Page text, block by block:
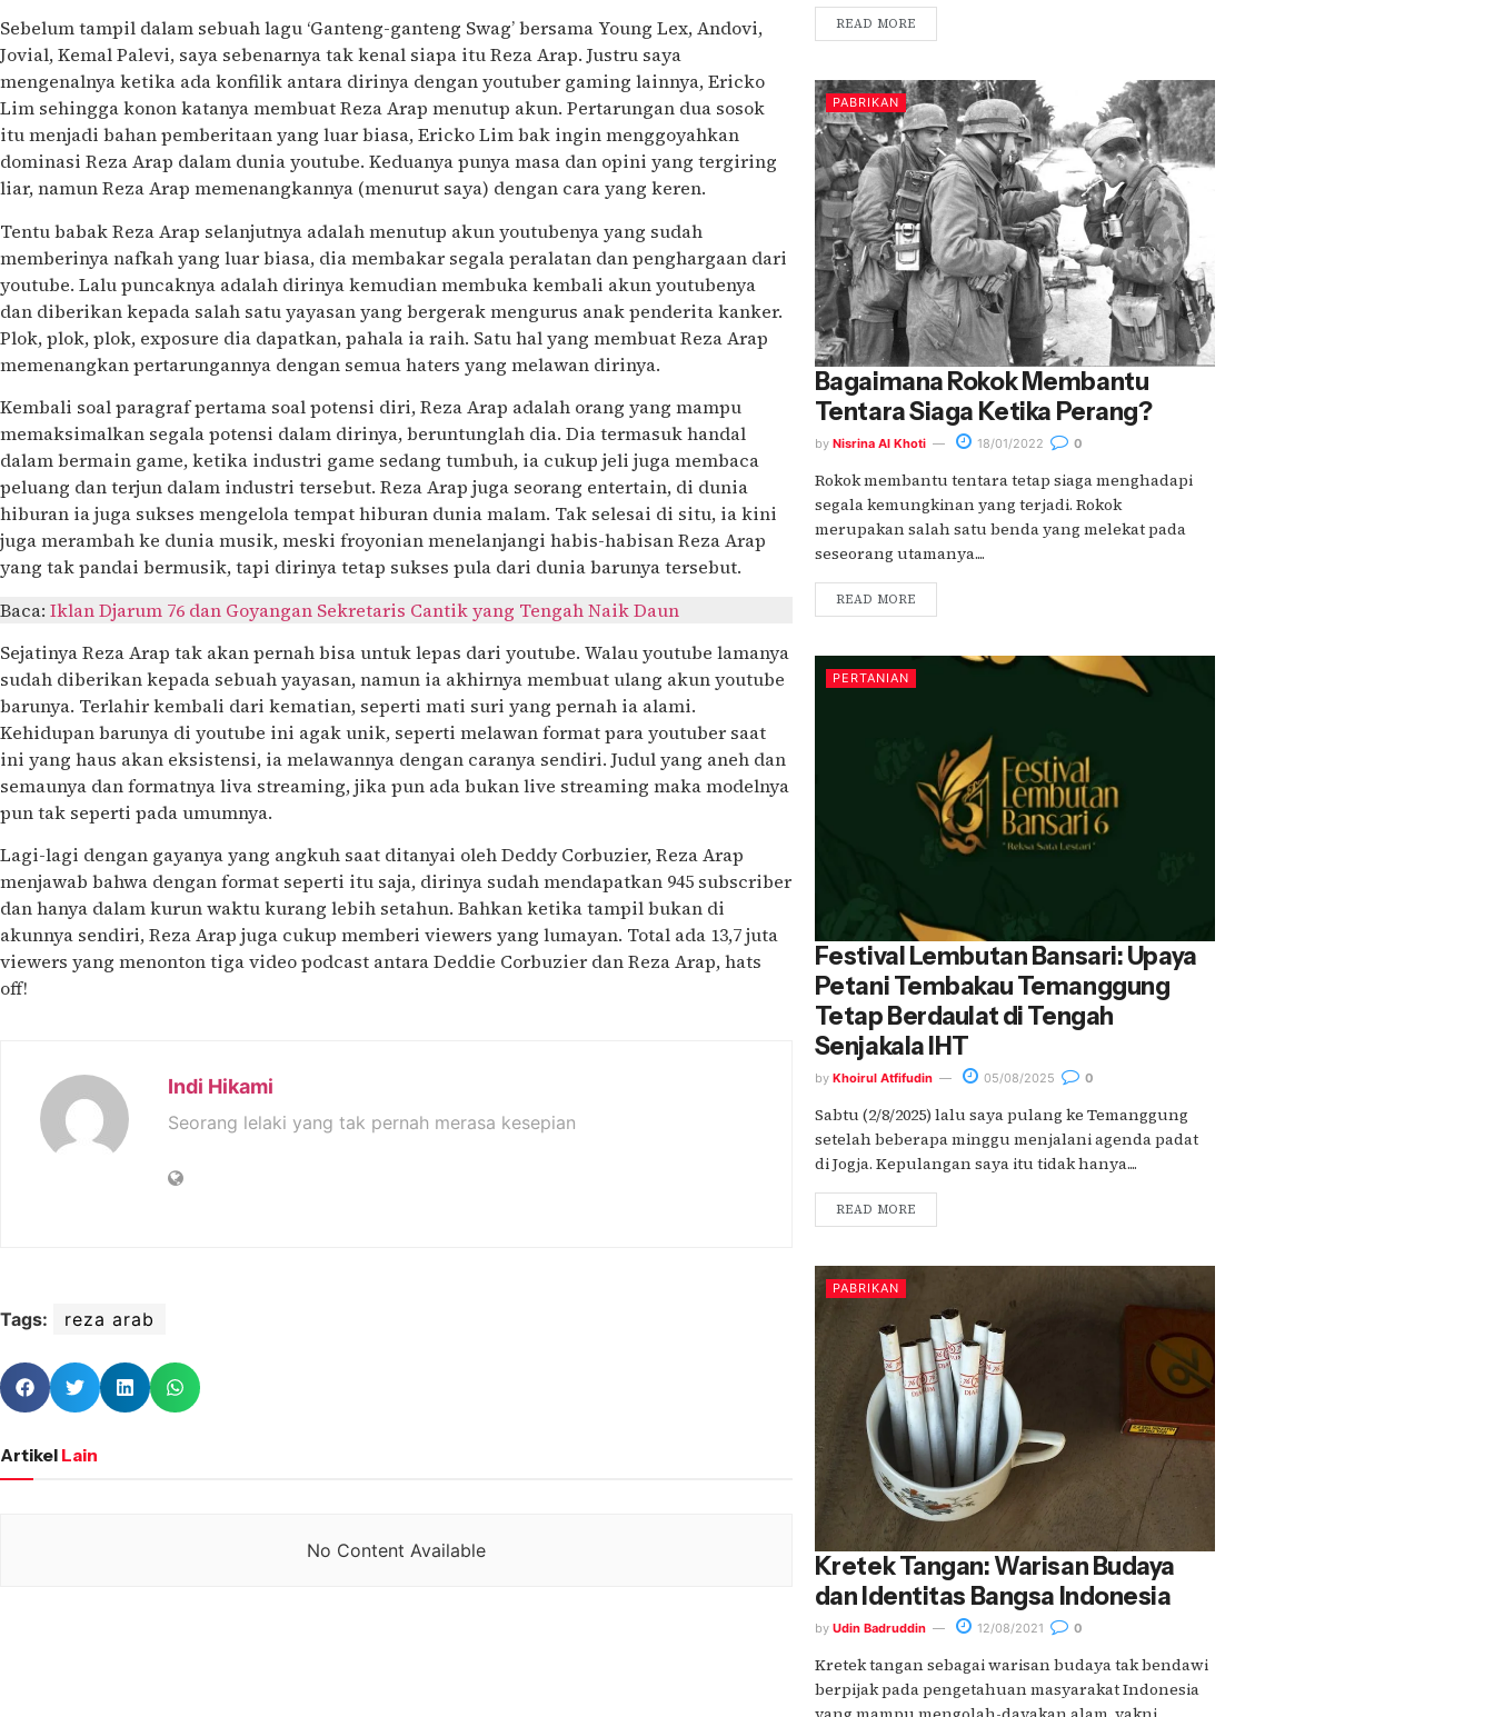
Sebelum tampil dalam sebuah lagu ‘Ganteng-ganteng Swag’ bersama Young Lex, Andovi,
Jovial, Kemal Palevi, saya sebenarnya tak kenal siapa itu Reza Arap. Justru saya
mengenalnya ketika ada konfilik antara dirinya dengan youtuber gaming lainnya, Ericko
Lim sehingga konon katanya membuat Reza Arap menutup akun. Pertarungan dua sosok
itu menjadi bahan pemberitaan yang luar biasa, Ericko Lim bak ingin menggoyahkan
dominasi Reza Arap dalam dunia youtube. Keduanya punya masa dan opini yang tergiring
liar, namun Reza Arap memenangkannya (menurut saya) dengan cara yang keren.
Tentu babak Reza Arap selanjutnya adalah menutup akun youtubenya yang sudah
memberinya nafkah yang luar biasa, dia membakar segala peralatan dan penghargaan dari
youtube. Lalu puncaknya adalah dirinya kemudian membuka kembali akun youtubenya
dan diberikan kepada salah satu yayasan yang bergerak mengurus anak penderita kanker.
Plok, plok, plok, exposure dia dapatkan, pahala ia raih. Satu hal yang membuat Reza Arap
memenangkan pertarungannya dengan semua haters yang melawan dirinya.
Kembali soal paragraf pertama soal potensi diri, Reza Arap adalah orang yang mampu
memaksimalkan segala potensi dalam dirinya, beruntunglah dia. Dia termasuk handal
dalam bermain game, ketika industri game sedang tumbuh, ia cukup jeli juga membaca
peluang dan terjun dalam industri tersebut. Reza Arap juga seorang entertain, di dunia
hiburan ia juga sukses mengelola tempat hiburan dunia malam. Tak selesai di situ, ia kini
juga merambah ke dunia musik, meski froyonian menelanjangi habis-habisan Reza Arap
yang tak pandai bermusik, tapi dirinya tetap sukses pula dari dunia barunya tersebut.
Baca: Iklan Djarum 76 dan Goyangan Sekretaris Cantik yang Tengah Naik Daun
Sejatinya Reza Arap tak akan pernah bisa untuk lepas dari youtube. Walau youtube lamanya
sudah diberikan kepada sebuah yayasan, namun ia akhirnya membuat ulang akun youtube
barunya. Terlahir kembali dari kematian, seperti mati suri yang pernah ia alami.
Kehidupan barunya di youtube ini agak unik, seperti melawan format para youtuber saat
ini yang haus akan eksistensi, ia melawannya dengan caranya sendiri. Judul yang aneh dan
semaunya dan formatnya liva streaming, jika pun ada bukan live streaming maka modelnya
pun tak seperti pada umumnya.
Lagi-lagi dengan gayanya yang angkuh saat ditanyai oleh Deddy Corbuzier, Reza Arap
menjawab bahwa dengan format seperti itu saja, dirinya sudah mendapatkan 945 subscriber
dan hanya dalam kurun waktu kurang lebih setahun. Bahkan ketika tampil bukan di
akunnya sendiri, Reza Arap juga cukup memberi viewers yang lumayan. Total ada 13,7 juta
viewers yang menonton tiga video podcast antara Deddie Corbuzier dan Reza Arap, hats
off!
Indi Hikami
Seorang lelaki yang tak pernah merasa kesepian
Tags: reza arab
Artikel Lain
No Content Available
READ MORE
PABRIKAN
Bagaimana Rokok Membantu
Tentara Siaga Ketika Perang?
by Nisrina Al Khoti 18/01/2022 0
Rokok membantu tentara tetap siaga menghadapi
segala kemungkinan yang terjadi. Rokok
merupakan salah satu benda yang melekat pada
seseorang utamanya....
READ MORE
PERTANIAN
Festival Lembutan Bansari: Upaya
Petani Tembakau Temanggung
Tetap Berdaulat di Tengah
Senjakala IHT
by Khoirul Atfifudin 05/08/2025 0
Sabtu (2/8/2025) lalu saya pulang ke Temanggung
setelah beberapa minggu menjalani agenda padat
di Jogja. Kepulangan saya itu tidak hanya....
READ MORE
PABRIKAN
Kretek Tangan: Warisan Budaya
dan Identitas Bangsa Indonesia
by Udin Badruddin 12/08/2021 0
Kretek tangan sebagai warisan budaya tak bendawi
berpijak pada pengetahuan masyarakat Indonesia